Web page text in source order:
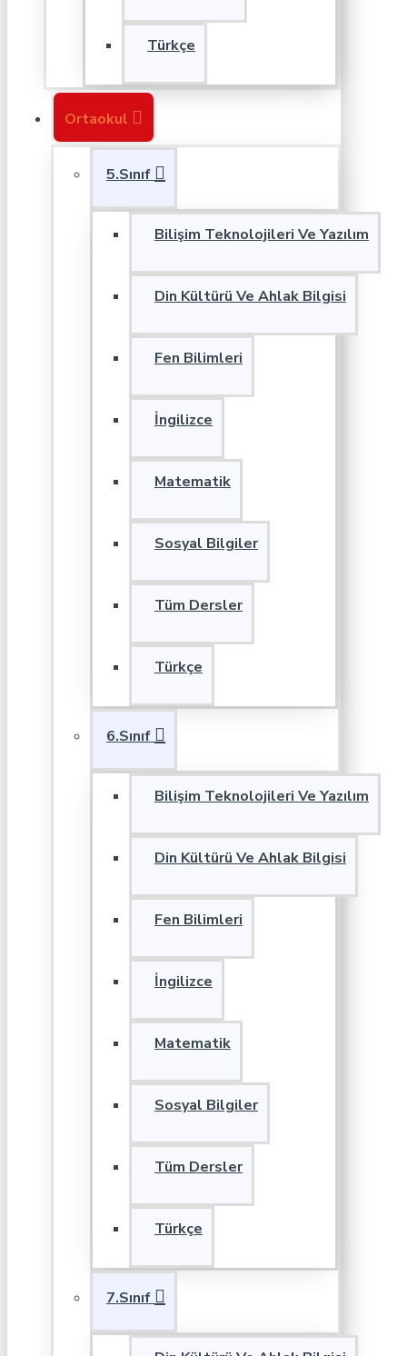
Türkçe
Ortaokul
5.Sınıf
Bilişim Teknolojileri Ve Yazılım
Din Kültürü Ve Ahlak Bilgisi
Fen Bilimleri
İngilizce
Matematik
Sosyal Bilgiler
Tüm Dersler
Türkçe
6.Sınıf
Bilişim Teknolojileri Ve Yazılım
Din Kültürü Ve Ahlak Bilgisi
Fen Bilimleri
İngilizce
Matematik
Sosyal Bilgiler
Tüm Dersler
Türkçe
7.Sınıf